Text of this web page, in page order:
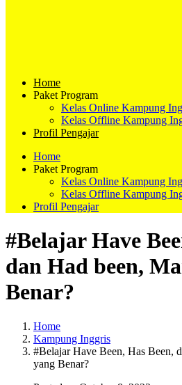
Home
Paket Program
Kelas Online Kampung
Kelas Offline Kampung
Profil Pengajar
Home
Paket Program
Kelas Online Kampung
Kelas Offline Kampung
Profil Pengajar
#Belajar Have
dan Had been,
Benar?
Home
Kampung Inggris
#Belajar Have Been, Has Been,
yang Benar?